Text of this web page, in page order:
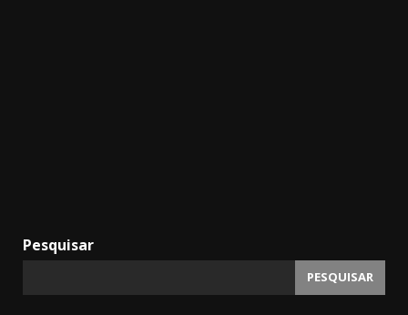
Pesquisar
PESQUISAR